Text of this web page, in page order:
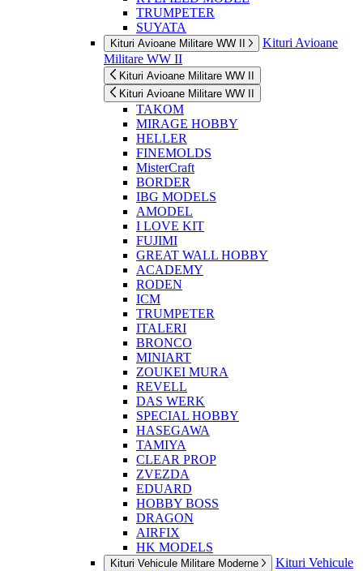
TRUMPETER
SUYATA
Kituri Avioane Militare WW II
Kituri Avioane
Militare WW II
Kituri Avioane Militare WW II
Kituri Avioane Militare WW II
TAKOM
MIRAGE HOBBY
HELLER
FINEMOLDS
MisterCraft
BORDER
IBG MODELS
AMODEL
I LOVE KIT
FUJIMI
GREAT WALL HOBBY
ACADEMY
RODEN
ICM
TRUMPETER
ITALERI
BRONCO
MINIART
ZOUKEI MURA
REVELL
DAS WERK
SPECIAL HOBBY
HASEGAWA
TAMIYA
CLEAR PROP
ZVEZDA
EDUARD
HOBBY BOSS
DRAGON
AIRFIX
HK MODELS
Kituri Vehicule Militare Moderne
Kituri Vehicule